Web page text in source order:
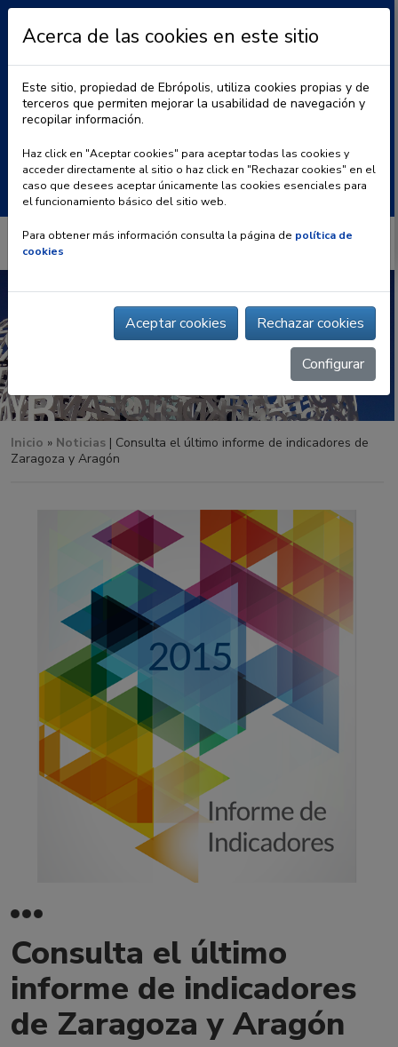
BLOG | CONTACTO
Buscar:
Inicio » Noticias | Consulta el último informe de indicadores de
Zaragoza y Aragón
Consulta el último
informe de indicadores
de Zaragoza y Aragón
Acerca de las cookies en este sitio
Este sitio, propiedad de Ebrópolis, utiliza cookies propias y de
terceros que permiten mejorar la usabilidad de navegación y
recopilar información.
Haz click en "Aceptar cookies" para aceptar todas las cookies y
acceder directamente al sitio o haz click en "Rechazar cookies" en el
caso que desees aceptar únicamente las cookies esenciales para
el funcionamiento básico del sitio web.
Para obtener más información consulta la página de política de
cookies
Aceptar cookies Rechazar cookies
Configurar